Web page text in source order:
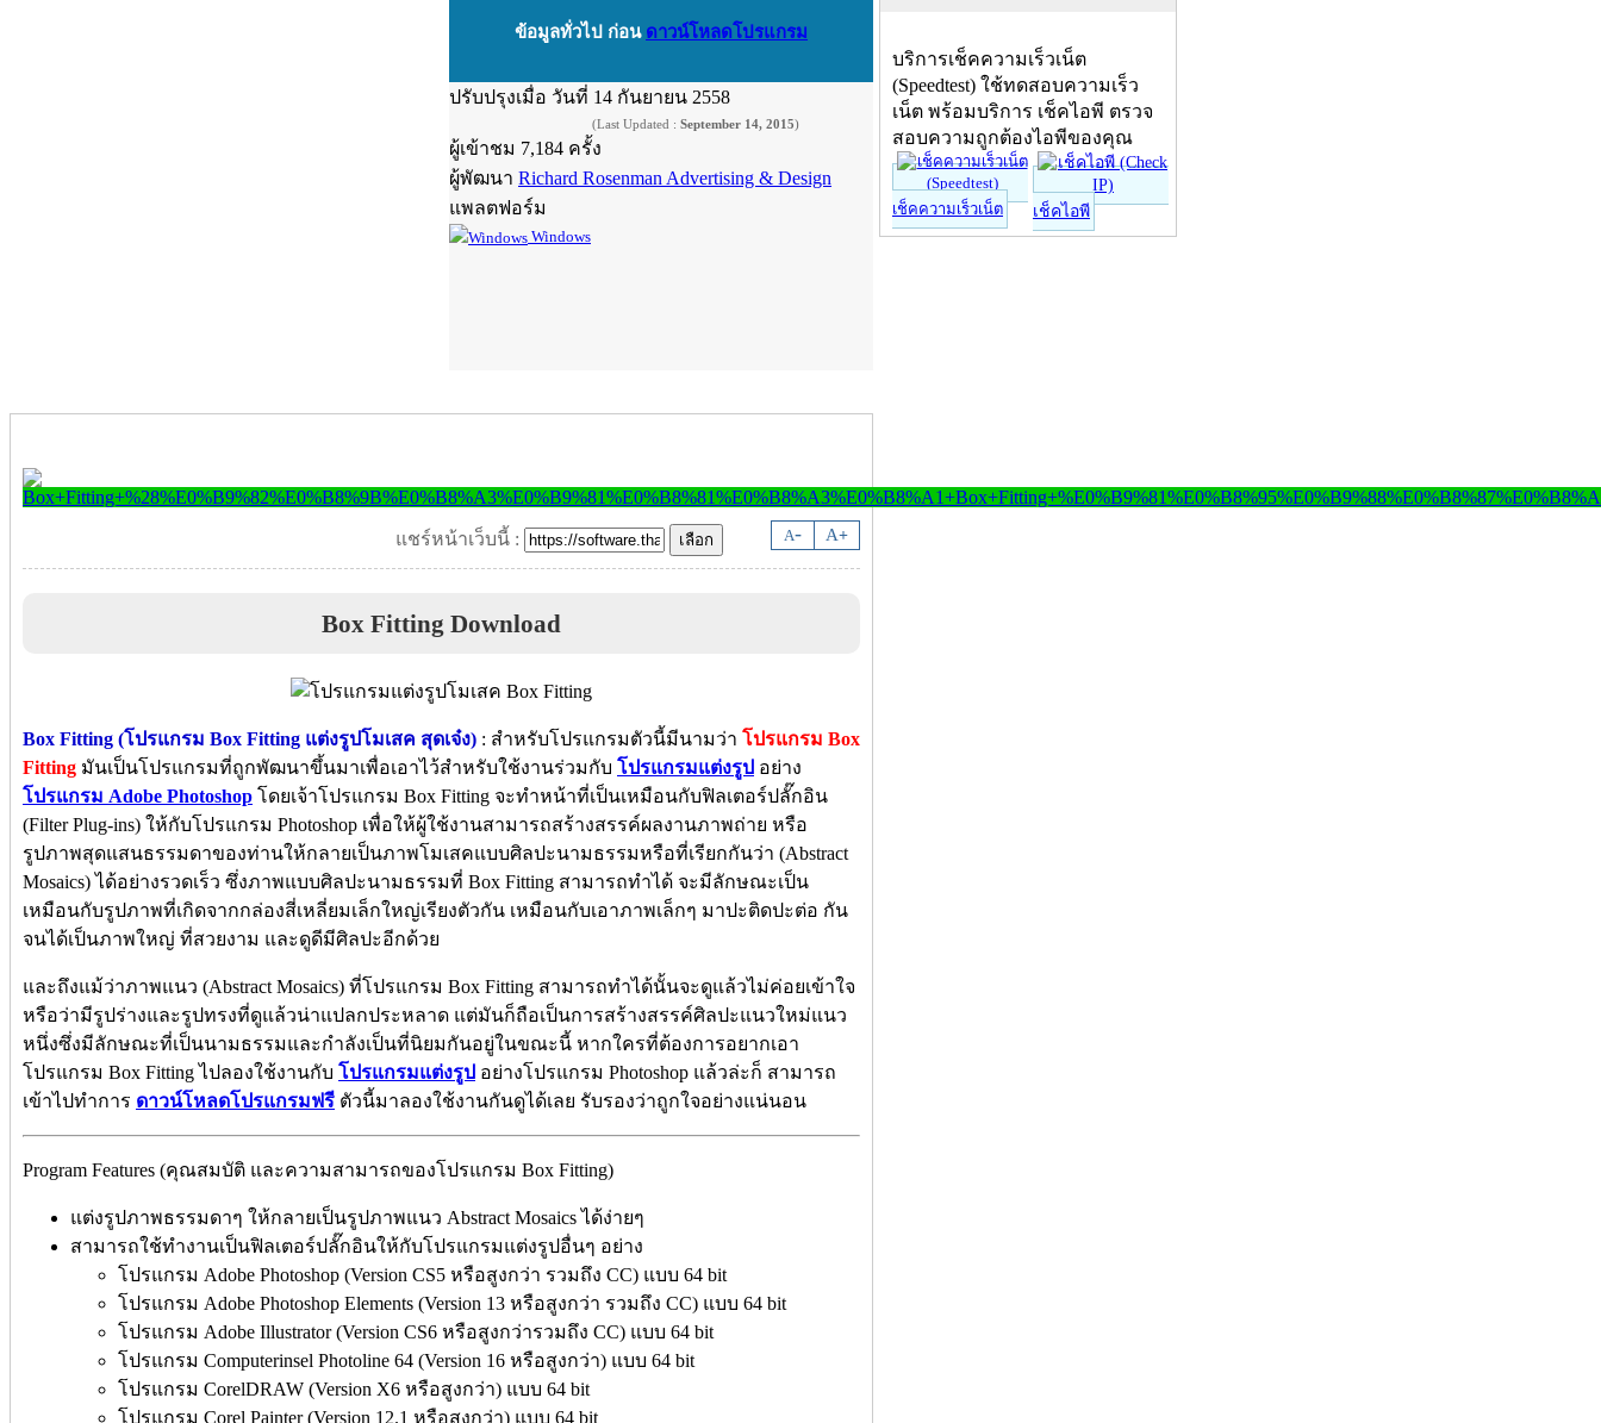
ข้อมูลทั่วไป ก่อน ดาวน์โหลดโปรแกรม
ปรับปรุงเมื่อ วันที่ 14 กันยายน 2558
(Last Updated : September 14, 2015)
ผู้เข้าชม 7,184 ครั้ง
ผู้พัฒนา Richard Rosenman Advertising & Design
แพลตฟอร์ม
Windows
A- A+
แชร์หน้าเว็บนี้ :
Box Fitting Download
Box Fitting (โปรแกรม Box Fitting แต่งรูปโมเสค สุดเจ๋ง) : สำหรับโปรแกรมตัวนี้มีนามว่า โปรแกรม Box
Fitting มันเป็นโปรแกรมที่ถูกพัฒนาขึ้นมาเพื่อเอาไว้สำหรับใช้งานร่วมกับ โปรแกรมแต่งรูป อย่าง
โปรแกรม Adobe Photoshop โดยเจ้าโปรแกรม Box Fitting จะทำหน้าที่เป็นเหมือนกับฟิลเตอร์ปลั๊กอิน
(Filter Plug-ins) ให้กับโปรแกรม Photoshop เพื่อให้ผู้ใช้งานสามารถสร้างสรรค์ผลงานภาพถ่าย หรือ
รูปภาพสุดแสนธรรมดาของท่านให้กลายเป็นภาพโมเสคแบบศิลปะนามธรรมหรือที่เรียกกันว่า (Abstract
Mosaics) ได้อย่างรวดเร็ว ซึ่งภาพแบบศิลปะนามธรรมที่ Box Fitting สามารถทำได้ จะมีลักษณะเป็น
เหมือนกับรูปภาพที่เกิดจากกล่องสี่เหลี่ยมเล็กใหญ่เรียงตัวกัน เหมือนกับเอาภาพเล็กๆ มาปะติดปะต่อ กัน
จนได้เป็นภาพใหญ่ ที่สวยงาม และดูดีมีศิลปะอีกด้วย
และถึงแม้ว่าภาพแนว (Abstract Mosaics) ที่โปรแกรม Box Fitting สามารถทำได้นั้นจะดูแล้วไม่ค่อยเข้าใจ
หรือว่ามีรูปร่างและรูปทรงที่ดูแล้วน่าแปลกประหลาด แต่มันก็ถือเป็นการสร้างสรรค์ศิลปะแนวใหม่แนว
หนึ่งซึ่งมีลักษณะที่เป็นนามธรรมและกำลังเป็นที่นิยมกันอยู่ในขณะนี้ หากใครที่ต้องการอยากเอา
โปรแกรม Box Fitting ไปลองใช้งานกับ โปรแกรมแต่งรูป อย่างโปรแกรม Photoshop แล้วล่ะก็ สามารถ
เข้าไปทำการ ดาวน์โหลดโปรแกรมฟรี ตัวนี้มาลองใช้งานกันดูได้เลย รับรองว่าถูกใจอย่างแน่นอน
Program Features (คุณสมบัติ และความสามารถของโปรแกรม Box Fitting)
แต่งรูปภาพธรรมดาๆ ให้กลายเป็นรูปภาพแนว Abstract Mosaics ได้ง่ายๆ
สามารถใช้ทำงานเป็นฟิลเตอร์ปลั๊กอินให้กับโปรแกรมแต่งรูปอื่นๆ อย่าง
โปรแกรม Adobe Photoshop (Version CS5 หรือสูงกว่า รวมถึง CC) แบบ 64 bit
โปรแกรม Adobe Photoshop Elements (Version 13 หรือสูงกว่า รวมถึง CC) แบบ 64 bit
โปรแกรม Adobe Illustrator (Version CS6 หรือสูงกว่ารวมถึง CC) แบบ 64 bit
โปรแกรม Computerinsel Photoline 64 (Version 16 หรือสูงกว่า) แบบ 64 bit
โปรแกรม CorelDRAW (Version X6 หรือสูงกว่า) แบบ 64 bit
โปรแกรม Corel Painter (Version 12.1 หรือสูงกว่า) แบบ 64 bit
บริการเช็คความเร็วเน็ต
(Speedtest) ใช้ทดสอบความเร็ว
เน็ต พร้อมบริการ เช็คไอพี ตรวจ
สอบความถูกต้องไอพีของคุณ
เช็คความเร็วเน็ต เช็คไอพี